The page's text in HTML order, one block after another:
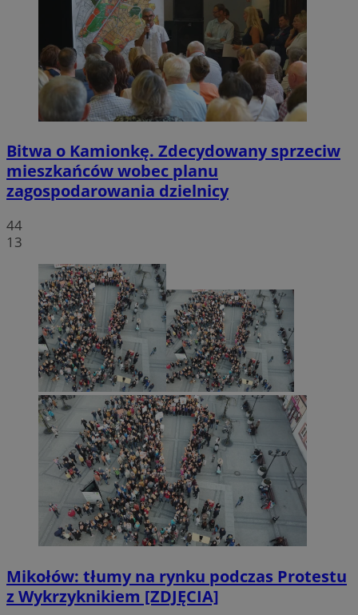
Bitwa o Kamionkę. Zdecydowany sprzeciw
mieszkańców wobec planu
zagospodarowania dzielnicy
44
13
Mikołów: tłumy na rynku podczas Protestu
z Wykrzyknikiem [ZDJĘCIA]